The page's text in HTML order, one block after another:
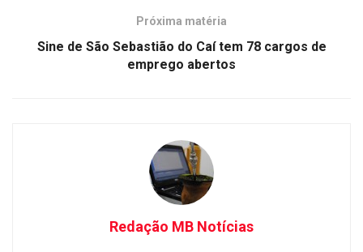
Próxima matéria
Sine de São Sebastião do Caí tem 78 cargos de
emprego abertos
Redação MB Notícias